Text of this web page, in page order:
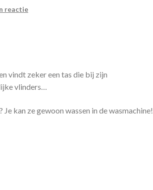
reactie
vindt zeker een tas die bij zijn
vlinders…
kan ze gewoon wassen in de wasmachine!